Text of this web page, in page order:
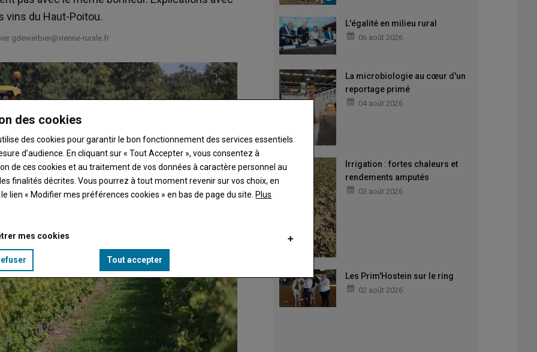
vins du Haut-Poitou.
gdewerbier@vienne-rurale.fr
L'égalité en milieu rural
06 août 2026
La microbiologie au cœur d'un
reportage primé
04 août 2026
Irrigation : fortes chaleurs et
rendements amputés
03 août 2026
Les Prim'Hostein sur le ring
02 août 2026
des cookies
des cookies pour garantir le bon fonctionnement des services essentiels
d’audience. En cliquant sur « Tout Accepter », vous consentez à
de ces cookies et au traitement de vos données à caractère personnel au
finalités décrites. Vous pourrez à tout moment revenir sur vos choix, en
lien « Modifier mes préférences cookies » en bas de page du site. Plus
mes cookies
Tout accepter